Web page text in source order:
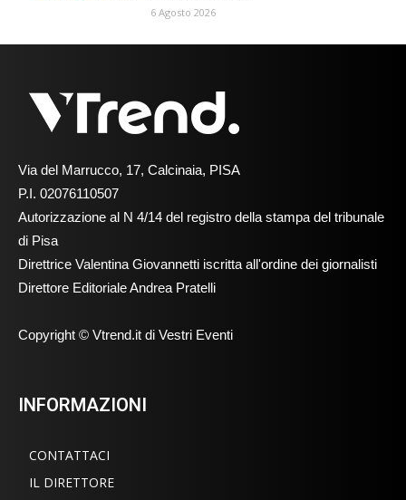
6 Agosto 2026
Via del Marrucco, 17, Calcinaia, PISA
P.I. 02076110507
Autorizzazione al N 4/14 del registro della stampa del tribunale
di Pisa
Direttrice Valentina Giovannetti iscritta all'ordine dei giornalisti
Direttore Editoriale Andrea Pratelli
Copyright © Vtrend.it di Vestri Eventi
INFORMAZIONI
CONTATTACI
IL DIRETTORE